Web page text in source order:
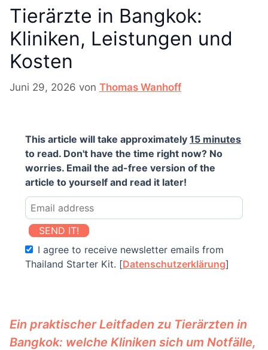
Tierärzte in Bangkok:
Kliniken, Leistungen und
Kosten
Juni 29, 2026 von Thomas Wanhoff
This article will take approximately 15 minutes
to read. Don't have the time right now? No
worries. Email the ad-free version of the
article to yourself and read it later!
SEND IT!
I agree to receive newsletter emails from
Thailand Starter Kit. [Datenschutzerklärung]
Ein praktischer Leitfaden zu Tierärzten in
Bangkok: welche Kliniken sich um Notfälle,